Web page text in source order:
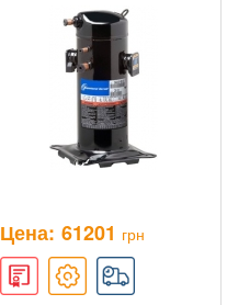
Цена: 61201 грн